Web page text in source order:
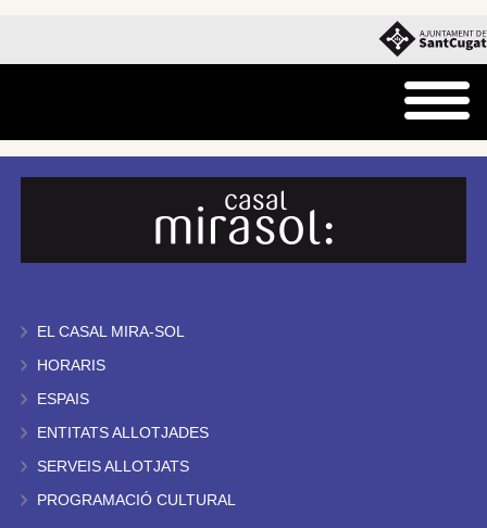
EL CASAL MIRA-SOL
HORARIS
ESPAIS
ENTITATS ALLOTJADES
SERVEIS ALLOTJATS
PROGRAMACIÓ CULTURAL